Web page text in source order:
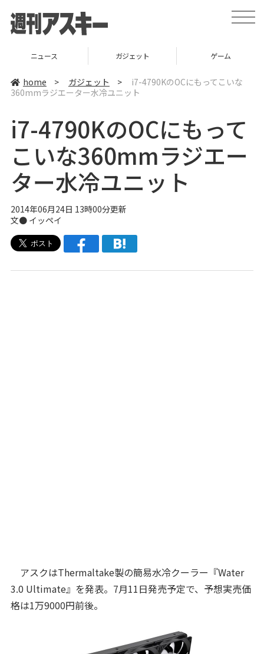
t
o
t
o
ニュース ガジェット ゲーム
home > ガジェット >
i7-4790KのOCにもってこいな
360mmラジエーター水冷ユニット
i7-4790KのOCにもって
こいな360mmラジエー
ター水冷ユニット
2014年06月24日 13時00分更新
文● イッペイ
アスクはThermaltake製の簡易水冷クーラー『Water
3.0 Ultimate』を発表。7月11日発売予定で、予想実売価
格は1万9000円前後。